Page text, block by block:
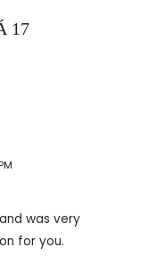
17
was very
for you.